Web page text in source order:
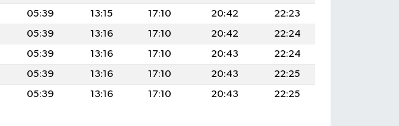
05:39 13:15 17:10 20:42
22:23
05:39 13:16 17:10 20:42
22:24
05:39 13:16 17:10 20:43
22:24
05:39 13:16 17:10 20:43
22:25
05:39 13:16 17:10 20:43 22:25